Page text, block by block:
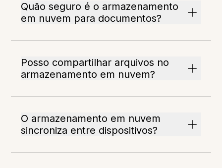
Quão seguro é o armazenamento
em nuvem para documentos?
Posso compartilhar arquivos no
armazenamento em nuvem?
O armazenamento em nuvem
sincroniza entre dispositivos?